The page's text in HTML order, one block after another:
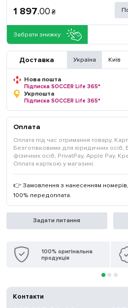
1 897.00 ₴
Забрати знижку
Доставка Україна Київ
Нова пошта
Підписка SOCCER Life 365*
Укрпошта
Підписка SOCCER Life 365*
Оплата
Оплата під час отримання товару,
Безготівковими для юридичних осіб,
фізичних осіб, PrivatPay, Apple Pay,
Оплата карткою у магазині.
👉 Замовлення з нанесенням
100% передоплата.
Задати питання
100% оригінальна
продукція
Контакти